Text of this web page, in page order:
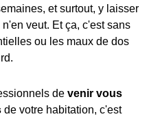
et surtout, y laisser
veut. Et ça, c'est sans
ou les maux de dos
de venir vous
de votre habitation, c'est